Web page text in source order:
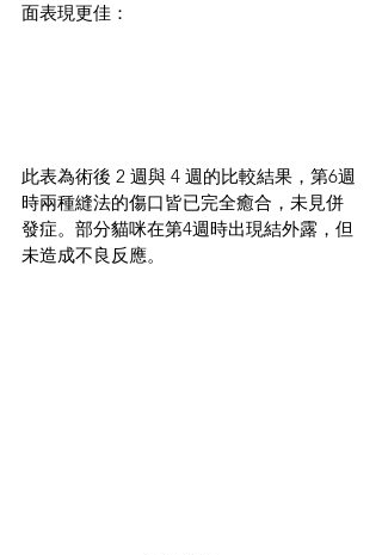
面表現更佳：
此表為術後 2 週與 4 週的比較結果 ， 第6週
時兩種縫法的傷口皆已完全癒合，未見併
發症。部分貓咪在第4週時出現結外露，但
未造成不良反應。